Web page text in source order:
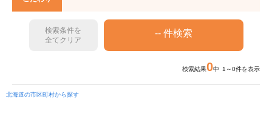
検索条件を
全てクリア
検索結果0中 1～0件を表示
北海道の市区町村から探す